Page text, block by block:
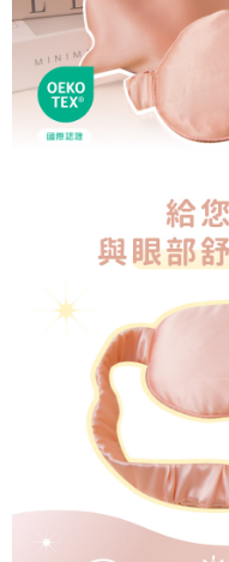
任。
４．使用「AFTEE先享後付」
時審查核予不同之上限額度；
請求用戶進行身份認證。
５．嚴禁一人註冊多個帳號或
恩沛科技股份有限公司將有權
每筆NT$150，滿NT$990(
郵局包裹
每筆NT$250